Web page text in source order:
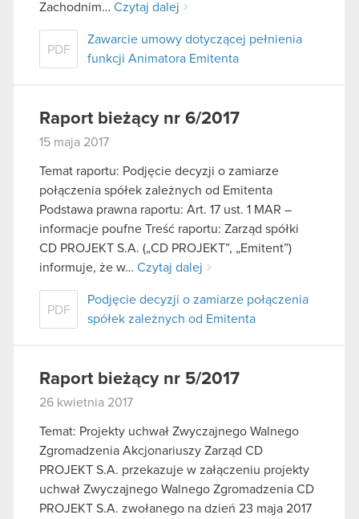
Zachodnim… Czytaj dalej
PDF
Zawarcie umowy dotyczącej pełnienia
funkcji Animatora Emitenta
Raport bieżący nr 6/2017
15 maja 2017
Temat raportu: Podjęcie decyzji o zamiarze
połączenia spółek zależnych od Emitenta
Podstawa prawna raportu: Art. 17 ust. 1 MAR –
informacje poufne Treść raportu: Zarząd spółki
CD PROJEKT S.A. („CD PROJEKT”, „Emitent”)
informuje, że w… Czytaj dalej
PDF
Podjęcie decyzji o zamiarze połączenia
spółek zależnych od Emitenta
Raport bieżący nr 5/2017
26 kwietnia 2017
Temat: Projekty uchwał Zwyczajnego Walnego
Zgromadzenia Akcjonariuszy Zarząd CD
PROJEKT S.A. przekazuje w załączeniu projekty
uchwał Zwyczajnego Walnego Zgromadzenia CD
PROJEKT S.A. zwołanego na dzień 23 maja 2017